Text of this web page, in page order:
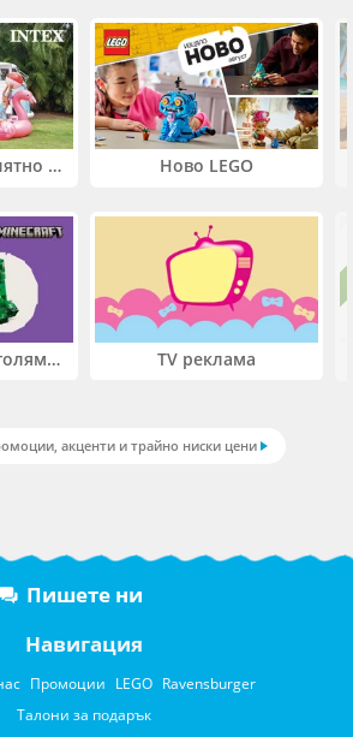
Двойно повече лятно забавление! Купи 2 продукта INTEX и вземи -33%
Два свята. Едно голямо приключение. Купи 2 продукта LEGO® Friends и/или LEGO® Minecraft и вземи -27%
Ново LEGO
TV реклама
акценти и трайно ниски цени
Пишете ни
Навигация
Промоции LEGO Ravensburger
Талони за подарък